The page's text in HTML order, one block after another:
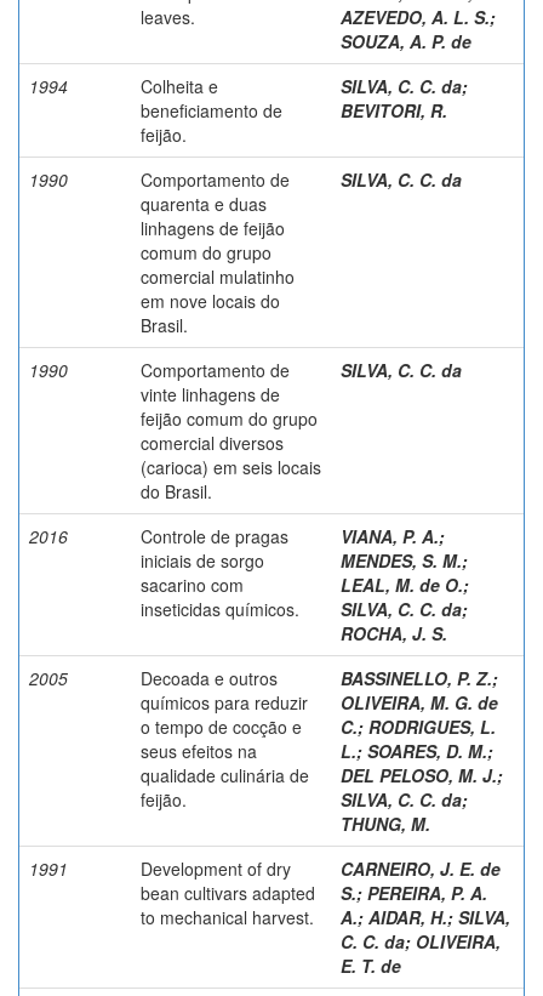
leaves.
AZEVEDO, A. L. S.;
SOUZA, A. P. de
1994
Colheita e
beneficiamento de
feijão.
SILVA, C. C. da;
BEVITORI, R.
1990
Comportamento de
quarenta e duas
linhagens de feijão
comum do grupo
comercial mulatinho
em nove locais do
Brasil.
SILVA, C. C. da
1990
Comportamento de
vinte linhagens de
feijão comum do grupo
comercial diversos
(carioca) em seis locais
do Brasil.
SILVA, C. C. da
2016
Controle de pragas
iniciais de sorgo
sacarino com
inseticidas químicos.
VIANA, P. A.;
MENDES, S. M.;
LEAL, M. de O.;
SILVA, C. C. da;
ROCHA, J. S.
2005
Decoada e outros
químicos para reduzir
o tempo de cocção e
seus efeitos na
qualidade culinária de
feijão.
BASSINELLO, P. Z.;
OLIVEIRA, M. G. de
C.; RODRIGUES, L.
L.; SOARES, D. M.;
DEL PELOSO, M. J.;
SILVA, C. C. da;
THUNG, M.
1991
Development of dry
bean cultivars adapted
to mechanical harvest.
CARNEIRO, J. E. de
S.; PEREIRA, P. A.
A.; AIDAR, H.; SILVA,
C. C. da; OLIVEIRA,
E. T. de